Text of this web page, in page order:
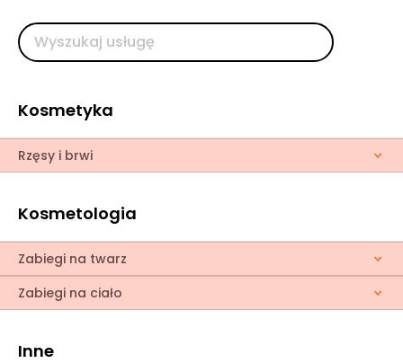
Kosmetyka
Rzęsy i brwi
Kosmetologia
Zabiegi na twarz
Zabiegi na ciało
Inne